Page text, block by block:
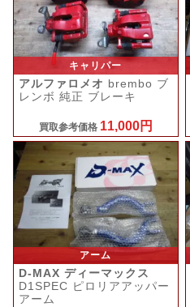
キャリパー
アルファロメオ brembo ブ
レンボ 純正 ブレーキ
買取参考価格 11,000円
アーム
D-MAX ディーマックス
D1SPEC ピロリアアッパー
アーム